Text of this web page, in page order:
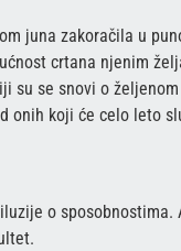
juna zakoračila u
crtana njenim
su se snovi o
onih koji će celo leto
o